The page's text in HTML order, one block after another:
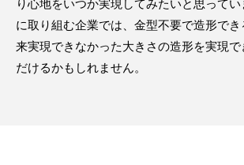
り心地をいつか実現してみたいと思って
に取り組む企業では、金型不要で造形で
来実現できなかった大きさの造形を実現で
だけるかもしれません。